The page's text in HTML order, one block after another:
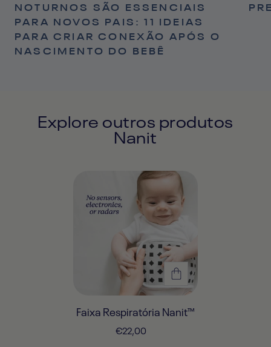
NOTURNOS SÃO ESSENCIAIS
PARA NOVOS PAIS: 11 IDEIAS
PARA CRIAR CONEXÃO APÓS O
NASCIMENTO DO BEBÊ
Explore outros produtos
Nanit
Visão
rápida
Faixa Respiratória Nanit™
Preço
€22,00